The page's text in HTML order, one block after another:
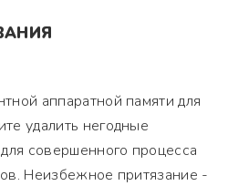
аппаратной памяти для
удалить негодные
совершенного процесса
Неизбежное притязание -